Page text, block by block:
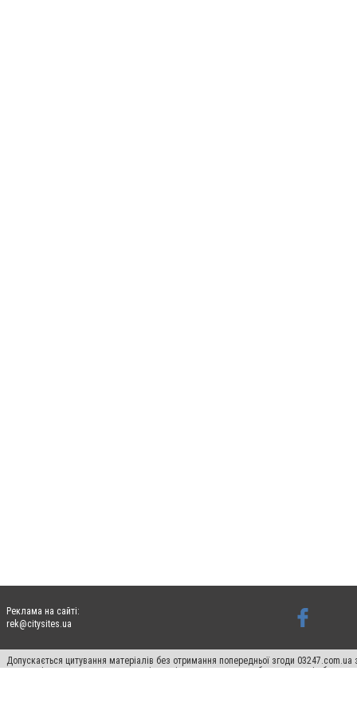
Реклама на сайті:
rek@citysites.ua
Допускається цитування матеріалів без отримання попередньої згоди
систем гіперпосилання на цитовані статті не нижче другого абзацу в тексті або в